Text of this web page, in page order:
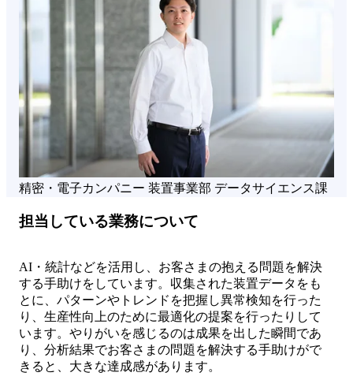
精密・電子カンパニー 装置事業部 データサイエンス課
担当している業務について
AI・統計などを活用し、お客さまの抱える問題を解決
する手助けをしています。収集された装置データをも
とに、パターンやトレンドを把握し異常検知を行った
り、生産性向上のために最適化の提案を行ったりして
います。やりがいを感じるのは成果を出した瞬間であ
り、分析結果でお客さまの問題を解決する手助けがで
きると、大きな達成感があります。